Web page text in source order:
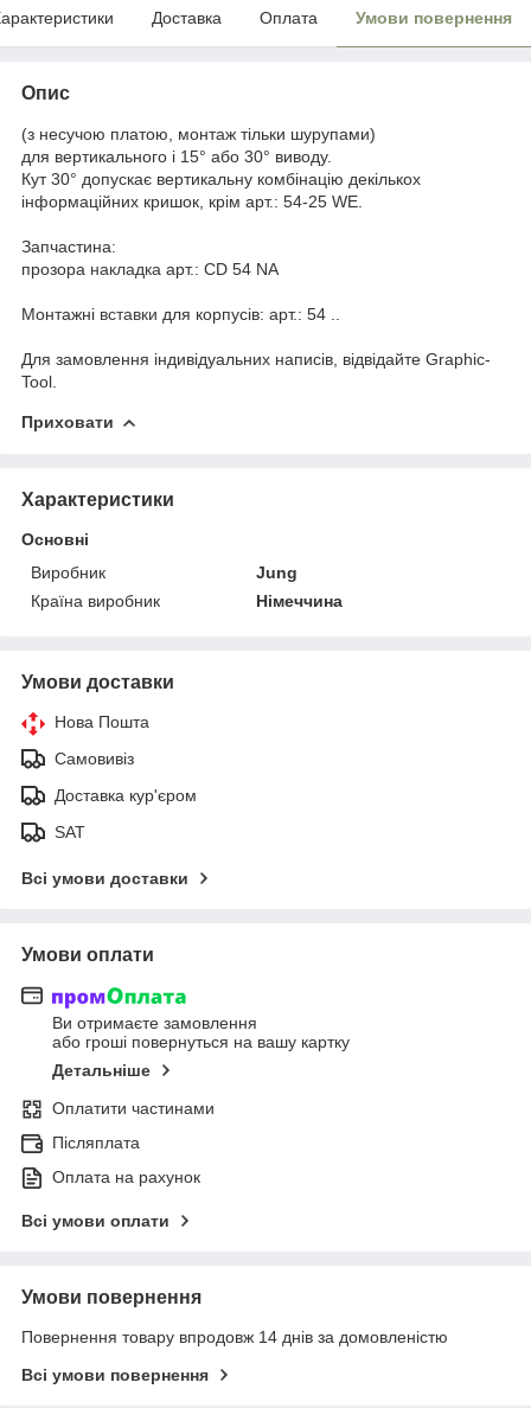
Доставка Оплата Умови повернення
Опис
(з несучою платою, монтаж тільки шурупами)
для вертикального і 15° або 30° виводу.
Кут 30° допускає вертикальну комбінацію декількох
інформаційних кришок, крім арт.: 54-25 WE.
Запчастина:
прозора накладка арт.: CD 54 NA
Монтажні вставки для корпусів: арт.: 54 ..
Для замовлення індивідуальних написів, відвідайте Graphic-
Tool.
Приховати
Характеристики
Основні
Виробник
Jung
Країна виробник
Німеччина
Умови доставки
Нова Пошта
Самовивіз
Доставка кур'єром
SAT
Всі умови доставки
Умови оплати
Ви отримаєте замовлення
або гроші повернуться на вашу картку
Детальніше
Оплатити частинами
Післяплата
Оплата на рахунок
Всі умови оплати
Умови повернення
Повернення товару впродовж 14 днів за домовленістю
Всі умови повернення